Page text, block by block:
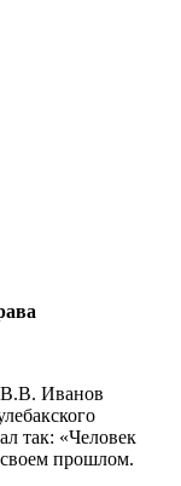
В.В. Иванов
так: «Человек
прошлом.